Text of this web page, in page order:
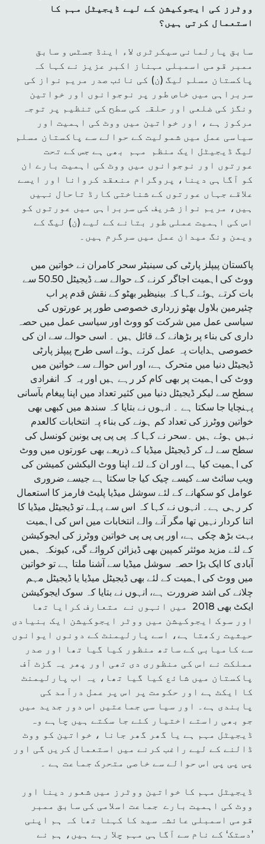
ووٹرز کی ایجوکیشن کے لیے ڈیجیٹل مہم کا
استعمال کرتی ہیں؟
سابق پارلمانی سیکرٹری لاء اینڈ جسٹس و سابق
ممبر قومی اسمبلی مہناز اکبر عزیز نے کہا کہ
پاکستان مسلم لیگ (ن) کی نائب صدر مریم نواز کی
سربراہی میں خاص طور پر نوجوانوں اور خواتین
ونگز کی ضلعی اور حلقہ کی سطح کی تنظیم پر توجہ
مرکوز ہے ، اور خواتین میں ووٹ کی اہمیت اور
سیاسی عمل میں شمولیت کے حوالے سے پاکستان مسلم
لیگ ڈیجیٹل ایک منظم مہم بھی ہے جس کے تحت
عورتوں اور نوجوانوں میں ووٹ کی اہمیت بارے ان
کو آگاہی دینا، پروگرام منعقد کروانا اور ایسے
علاقے جہاں عورتوں کے شناختی کارڈ تاحال نہیں
ہیں، مریم نواز شریف کی سربراہی میں عورتوں کو
اس کی اہمیت عملی طور بتانے کے لیے (ن) لیگ کے
ویمن ونگ میدان عمل میں سرگرم ہیں۔
پاکستان پیپلز پارٹی کی سینیٹر سحر کامران نے خواتین میں
ووٹ کی اہمیت اجاگر کرنے کے حوالے سے ڈیجیٹل 50.50 سے
بات کرتے ہوئے کہا کہ بینیظیر بھٹو کے نقش قدم پر اب
چئیرمین بلاول بھٹو زرداری خصوصی طور پر عورتوں کی
سیاسی عمل میں شرکت کو ووٹ اور سیاسی عمل میں حصہ
داری کی بناء پر بڑھانے کے قائل ہیں ۔ اسی حوالے سے ان کی
خصوصی ہدایات پہ عمل کرتے ہوئے اسی طرح پیپلز پارٹی
ڈیجیٹل دنیا میں متحرک ہے، اور اس حوالے سے خواتین میں
ووٹ کی اہمیت پر بھی کام کر رہے ہیں اور یہ کہ انفرادی
سطح سے لیکر ڈیجیٹل دنیا میں کثیر تعداد میں اپنا پیغام بآسانی
پہنچایا جا سکتا ہے ۔ انہوں نے بتایا کہ سندھ میں کبھی بھی
خواتین ووٹرز کی تعداد کم ہونے کی بناء پہ انتخابات کالعدم
نہیں ہوئے ہیں ۔سحر نے کہا کہ پی پی پی یونین کونسل کی
سطح سے لے کر ڈیجیٹل میڈیا کے ذریعے بھی عورتوں میں ووٹ
کی اہمیت کیا ہے اور ان کے لئے اپنا ووٹ الیکشن کمیشن کی
ویب سائٹ سے کیسے چیک کیا جا سکتا ہے جیسے ضروری
عوامل کو سکھانے کے لئے سوشل میڈیا پلیٹ فارمز کا استعمال
کر رہی ہے۔ انہوں نے کہا کہ اس سے پہلے تو ڈیجیٹل میڈیا کا
اتنا کردار نہیں تھا مگر آنے والے انتخابات میں اس کی اہمیت
بہت بڑھ چکی ہے، اور پی پی پی خواتین ووٹرز کی ایجوکیشن
کے لئے مزید موئثر کمپین بھی ڈیزائن کروائے گی، کیونکہ ہمیں
آبادی کا ایک بڑا حصہ سوشل میڈیا سے آشنا ملتا ہے تو خواتین
میں ووٹ کی اہمیت کے لئے بھی ڈیجیٹل میڈیا یا ڈیجیٹل مہم
چلانے کی اشد ضرورت ہے، انہوں نے بتایا کہ سوک ایجوکیشن
ایکٹ بھی 2018 میں انہوں نے متعارف کرایا تھا
اور سوک ایجوکیشن میں ووٹر ایجوکیشن ایک بنیادی
حیثیت رکھتا ہے، اسے پارلیمنٹ کے دونوں ایوانوں
سے کامیابی کے ساتھ منظور کیا گیا تھا اور صدر
مملکت نے اس کی منظوری دی تھی اور پھر یہ گزٹ آف
پاکستان میں شائع کیا گیا تھا، یہ اب پارلیمنٹ
کا ایکٹ ہے اور حکومت پر اس پر عمل درآمد کی
پابندی ہے۔ اور سیا سی جماعتیں اس دور جدید میں
جو بھی راستے اختیار کئے جا سکتے ہیں چاہے وہ
ڈیجیٹل مہم ہے یا گھر گھر جانا ، خواتین کو ووٹ
ڈالنے کے لیے راغب کرنے میں استعمال کریں گی اور
پی پی پی اس حوالے سے خاصی متحرک جماعت ہے ۔
ڈیجیٹل مہم کا خواتین ووٹرز میں شعور دینا اور
ووٹ کی اہمیت بارے جماعت اسلامی کی سابق ممبر
قومی اسمبلی عائشہ سید کا کہنا تھا کہ ہم اپنی
’دستک‘ کے نام سے آگاہی مہم چلا رہے ہیں، ہم نے